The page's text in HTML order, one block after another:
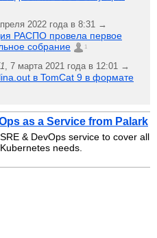
2022 года в 8:31 →
РАСПО провела первое
собрание
1
, 7 марта 2021 года в 12:01 →
в TomCat 9 в формате
as a Service from Palark
& DevOps service to cover all
needs.